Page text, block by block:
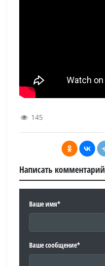
145
Написать комментарий
Ваше имя*
Ваше сообщение*